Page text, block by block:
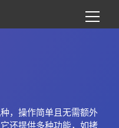
，操作简单且无需额外
还提供多种功能，如拷